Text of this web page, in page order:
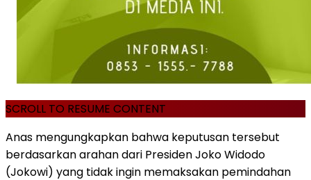
SCROLL TO RESUME CONTENT
Anas mengungkapkan bahwa keputusan tersebut
berdasarkan arahan dari Presiden Joko Widodo
(Jokowi) yang tidak ingin memaksakan pemindahan